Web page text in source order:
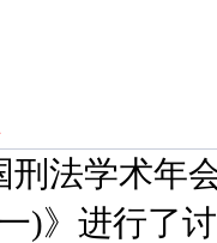
刑法学术年
)》进行了